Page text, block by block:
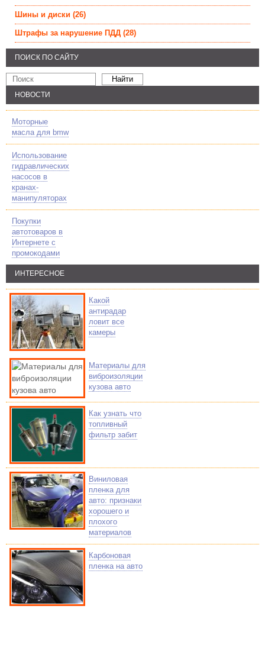
Шины и диски (26)
Штрафы за нарушение ПДД (28)
ПОИСК ПО САЙТУ
НОВОСТИ
Моторные
масла для bmw
Использование
гидравлических
насосов в
кранах-
манипуляторах
Покупки
автотоваров в
Интернете с
промокодами
ИНТЕРЕСНОЕ
Какой
антирадар
ловит все
камеры
Материалы для
виброизоляции
кузова авто
Как узнать что
топливный
фильтр забит
Виниловая
пленка для
авто: признаки
хорошего и
плохого
материалов
Карбоновая
пленка на авто